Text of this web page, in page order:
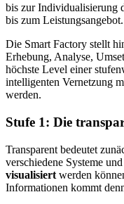
bis zur Individualisierung
bis zum Leistungsangebot.
Die Smart Factory stellt
Erhebung, Analyse,
höchste Level einer
intelligenten Vernetzung
werden.
Stufe 1: Die
Transparent bedeutet
verschiedene Systeme
visualisiert werden
Informationen kommt